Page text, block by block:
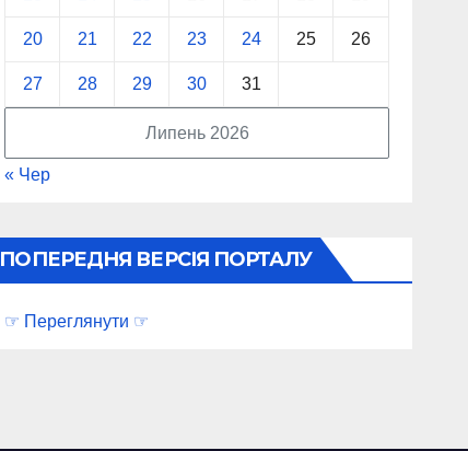
Липень 2026
20 21 22 23 24 25 26
27 28 29 30 31
« Чер
ПОПЕРЕДНЯ ВЕРСІЯ ПОРТАЛУ
☞ Переглянути ☞